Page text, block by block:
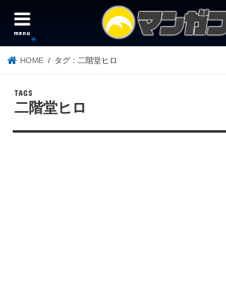
menu
HOME タグ : 二階堂ヒロ
二階堂ヒロ